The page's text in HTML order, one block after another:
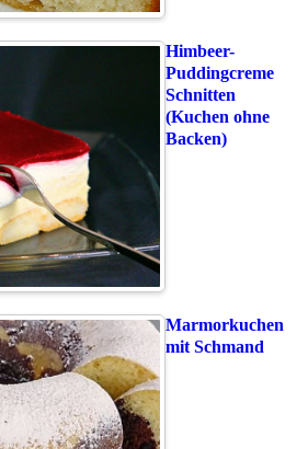
Himbeer-
Puddingcreme
Schnitten
(Kuchen ohne
Backen)
Marmorkuchen
mit Schmand